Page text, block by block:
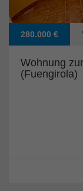
280.000 €
Wohnung
(Fuengirola)